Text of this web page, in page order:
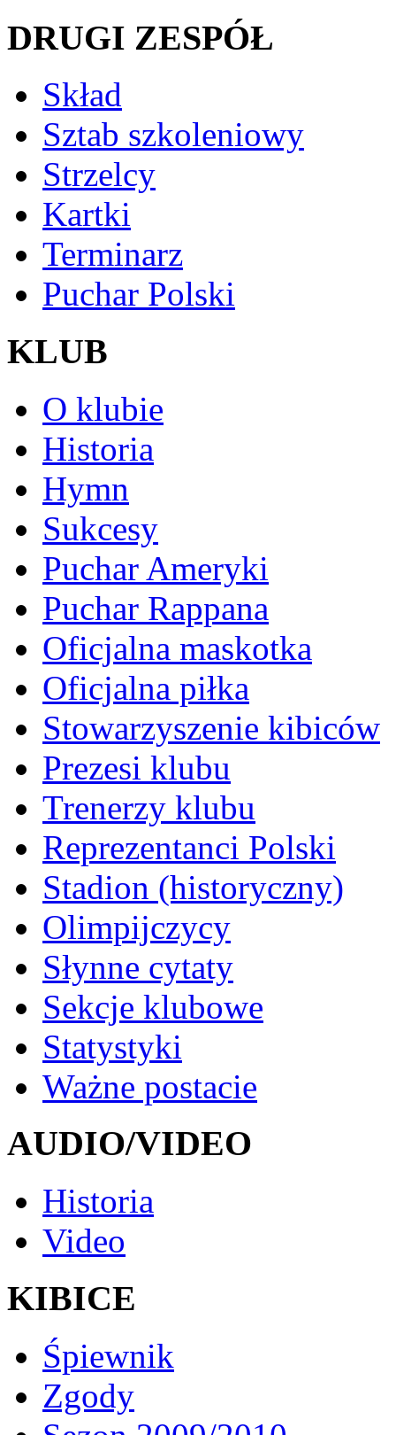
DRUGI ZESPÓŁ
Skład
Sztab szkoleniowy
Strzelcy
Kartki
Terminarz
Puchar Polski
KLUB
O klubie
Historia
Hymn
Sukcesy
Puchar Ameryki
Puchar Rappana
Oficjalna maskotka
Oficjalna piłka
Stowarzyszenie kibiców
Prezesi klubu
Trenerzy klubu
Reprezentanci Polski
Stadion (historyczny)
Olimpijczycy
Słynne cytaty
Sekcje klubowe
Statystyki
Ważne postacie
AUDIO/VIDEO
Historia
Video
KIBICE
Śpiewnik
Zgody